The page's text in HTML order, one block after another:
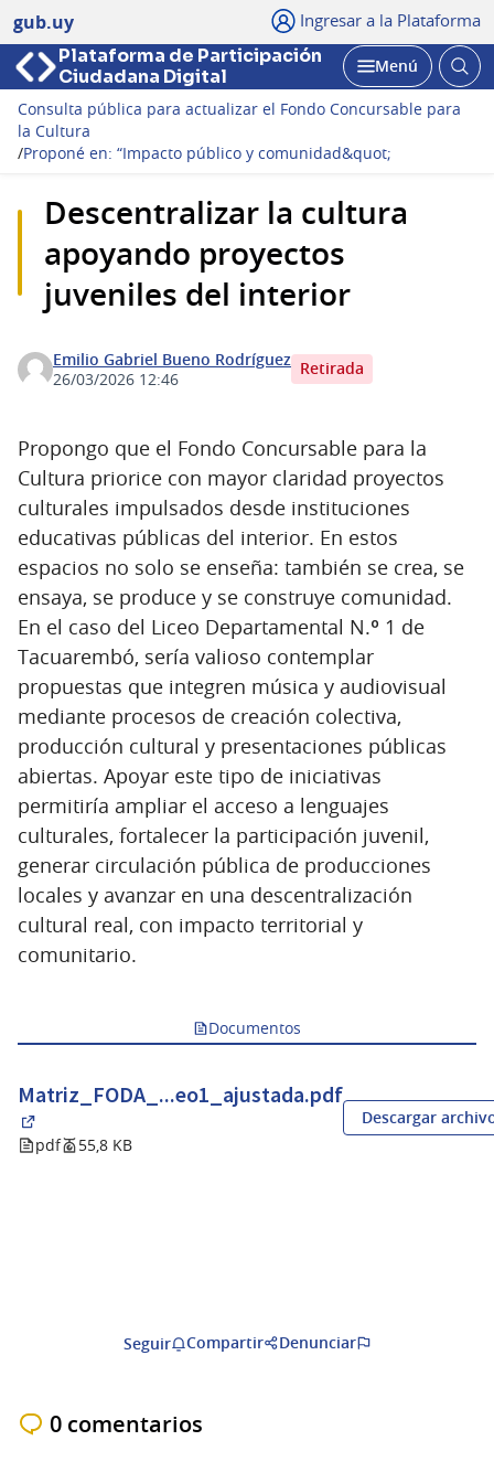
gub.uy Ingresar a la Plataforma
Plataforma de Participación
Ciudadana Digital
Abrir
Menú
Consulta pública para actualizar el Fondo Concursable para
la Cultura
/Proponé en: “Impacto público y comunidad&quot;
Descentralizar la cultura
apoyando proyectos
juveniles del interior
Emilio Gabriel Bueno Rodríguez
26/03/2026 12:46
Retirada
Propongo que el Fondo Concursable para la
Cultura priorice con mayor claridad proyectos
culturales impulsados desde instituciones
educativas públicas del interior. En estos
espacios no solo se enseña: también se crea, se
ensaya, se produce y se construye comunidad.
En el caso del Liceo Departamental N.º 1 de
Tacuarembó, sería valioso contemplar
propuestas que integren música y audiovisual
mediante procesos de creación colectiva,
producción cultural y presentaciones públicas
abiertas. Apoyar este tipo de iniciativas
permitiría ampliar el acceso a lenguajes
culturales, fortalecer la participación juvenil,
generar circulación pública de producciones
locales y avanzar en una descentralización
cultural real, con impacto territorial y
comunitario.
Documentos
Matriz_FODA_...eo1_ajustada.pdf
(Abrir en una pestaña nueva)
pdf 55,8 KB
Descargar
Seguir Compartir Denunciar
0 comentarios